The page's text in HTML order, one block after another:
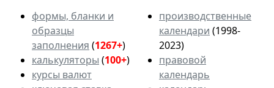
формы, бланки и
образцы
заполнения (1267+)
калькуляторы (100+)
курсы валют
производственные
календари (1998-
2023)
правовой
календарь